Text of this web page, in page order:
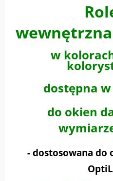
wewnętrzna
w
dostępna
do okien
- dostosowana do